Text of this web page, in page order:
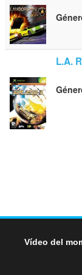
L.A.
Vídeo del